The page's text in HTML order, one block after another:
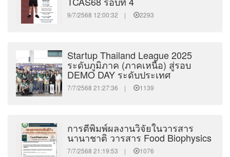
9/7/2568 12:00:32 | 2293
Startup Thailand League 2025
ระดับภูมิภาค (ภาคเหนือ) สู่รอบ
DEMO DAY ระดับประเทศ
7/7/2568 21:27:36 | 1139
การตีพิมพ์ผลงานวิจัยในวารสาร
นานาชาติ วารสาร Food Biophysics
7/7/2568 21:19:53 | 1076